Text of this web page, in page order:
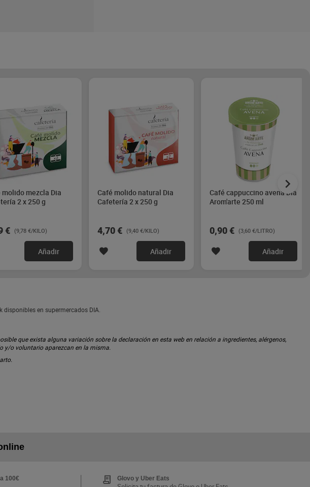
molido mezcla Dia
2 x 250 g
€ (9,78 €/KILO)
Añadir
Café molido natural Dia
Cafetería 2 x 250 g
4,70 € (9,40 €/KILO)
Añadir
Café cappuccino avena Dia
Arom'arte 250 ml
0,90 € (3,60 €/LITRO)
Añadir
en supermercados DIA.
que exista alguna variación sobre la declaración en esta web en relación a ingredientes, alérgenos,
y/o voluntario aparezcan en la misma.
100€ Glovo y Uber Eats